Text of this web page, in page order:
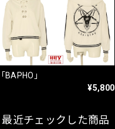
「BAPHO」
¥5,800
最近チェックした商品